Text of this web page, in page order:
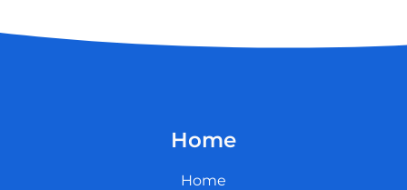
Home
Home